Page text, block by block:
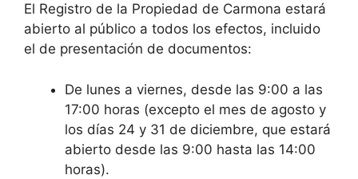
El Registro de la Propiedad de Carmona estará
abierto al público a todos los efectos, incluido
el de presentación de documentos:
De lunes a viernes, desde las 9:00 a las
17:00 horas (excepto el mes de agosto y
los días 24 y 31 de diciembre, que estará
abierto desde las 9:00 hasta las 14:00
horas).